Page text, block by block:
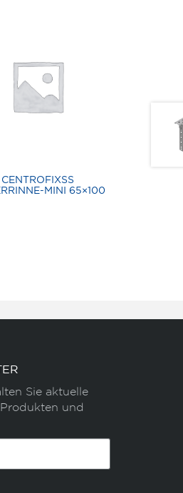
CENTROFIXSS
MINI 65×100
Sie aktuelle
und